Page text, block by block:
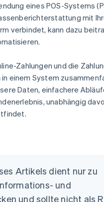
eines POS-Systems
mit
verbindet, kann dazu
Zahlungen und die
einem System
Daten, einfachere
unabhängig
Artikels dient nur zu
und
und sollte nicht als